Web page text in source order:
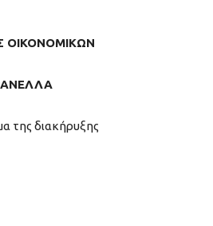
ΟΙΚΟΝΟΜΙΚΩΝ
της διακήρυξης